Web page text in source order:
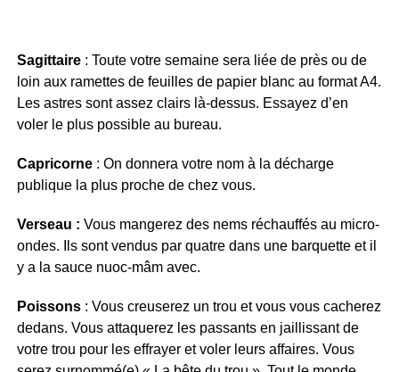
Sagittaire : Toute votre semaine sera liée de près ou de
loin aux ramettes de feuilles de papier blanc au format A4.
Les astres sont assez clairs là-dessus. Essayez d’en
voler le plus possible au bureau.
Capricorne : On donnera votre nom à la décharge
publique la plus proche de chez vous.
Verseau : Vous mangerez des nems réchauffés au micro-
ondes. Ils sont vendus par quatre dans une barquette et il
y a la sauce nuoc-mâm avec.
Poissons : Vous creuserez un trou et vous vous cacherez
dedans. Vous attaquerez les passants en jaillissant de
votre trou pour les effrayer et voler leurs affaires. Vous